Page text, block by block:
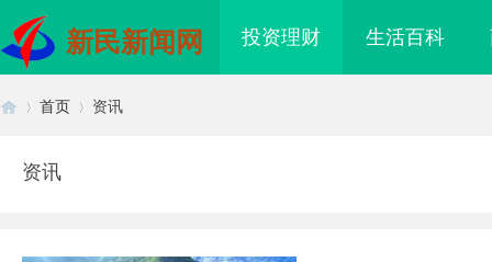
新民新闻网 投资理财 生活百科
首页 资讯
资讯